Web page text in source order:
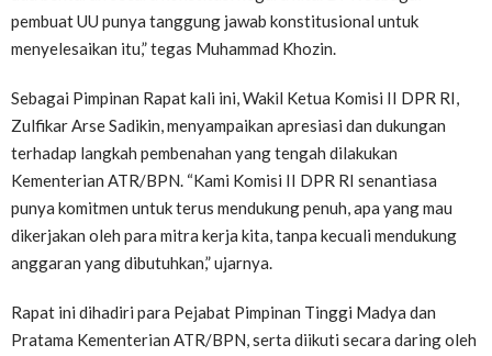
pembuat UU punya tanggung jawab konstitusional untuk
menyelesaikan itu,” tegas Muhammad Khozin.
Sebagai Pimpinan Rapat kali ini, Wakil Ketua Komisi II DPR RI,
Zulfikar Arse Sadikin, menyampaikan apresiasi dan dukungan
terhadap langkah pembenahan yang tengah dilakukan
Kementerian ATR/BPN. “Kami Komisi II DPR RI senantiasa
punya komitmen untuk terus mendukung penuh, apa yang mau
dikerjakan oleh para mitra kerja kita, tanpa kecuali mendukung
anggaran yang dibutuhkan,” ujarnya.
Rapat ini dihadiri para Pejabat Pimpinan Tinggi Madya dan
Pratama Kementerian ATR/BPN, serta diikuti secara daring oleh